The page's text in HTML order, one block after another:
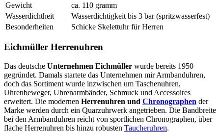
Gewicht
ca. 110 gramm
Wasserdichtheit
Wasserdichtigkeit bis 3 bar (spritzwasserfest)
Besonderheiten
Schicke Skelettuhr für Herren
Eichmüller Herrenuhren
Das deutsche Unternehmen Eichmüller wurde bereits 1950
gegründet. Damals startete das Unternehmen mir Armbanduhren,
doch das Sortiment wurde inzwischen um Taschenuhren,
Uhrenbeweger, Uhrenarmbänder, Schmuck und Accessoires
erweitert. Die modernen Herrenuhren und Chronographen der
Marke werden durch ein Quarzuhrwerk angetrieben. Die Bandbreite
bei den Armbanduhren reicht von sportlichen Chronographen, über
flache Herrenuhren bis hinzu robusten Taucheruhren.